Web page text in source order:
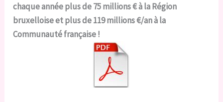
chaque année plus de 75 millions € à la Région
bruxelloise et plus de 119 millions €/an à la
Communauté française !